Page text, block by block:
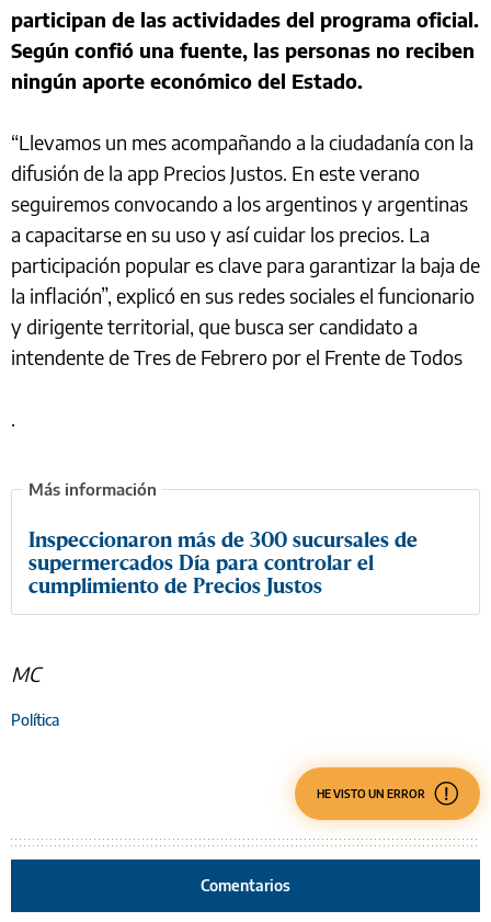
participan de las actividades del programa oficial.
Según confió una fuente, las personas no reciben
ningún aporte económico del Estado.
“Llevamos un mes acompañando a la ciudadanía con la
difusión de la app Precios Justos. En este verano
seguiremos convocando a los argentinos y argentinas
a capacitarse en su uso y así cuidar los precios. La
participación popular es clave para garantizar la baja de
la inflación”, explicó en sus redes sociales el funcionario
y dirigente territorial, que busca ser candidato a
intendente de Tres de Febrero por el Frente de Todos
.
Inspeccionaron más de 300 sucursales de
supermercados Día para controlar el
cumplimiento de Precios Justos
MC
Política
HE VISTO UN ERROR
Comentarios